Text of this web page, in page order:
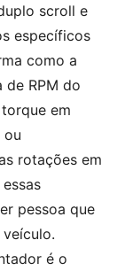
scroll e
específicos
como a
RPM do
em
ou
rotações em
pessoa que
é o